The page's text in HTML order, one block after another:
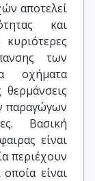
αποτελεί
και
των
οχήματα
παραγώγων
Βασική
είναι
περιέχουν
είναι